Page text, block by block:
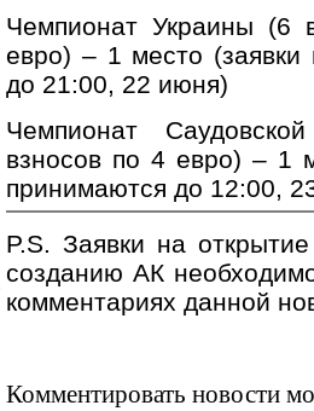
Чемпионат Украины (6
евро) – 1 место (заявки
до 21:00, 22 июня)
Чемпионат
взносов по 4 евро) – 1
принимаются до 12:00,
P.S. Заявки на
созданию АК
комментариях данной
Комментировать новости